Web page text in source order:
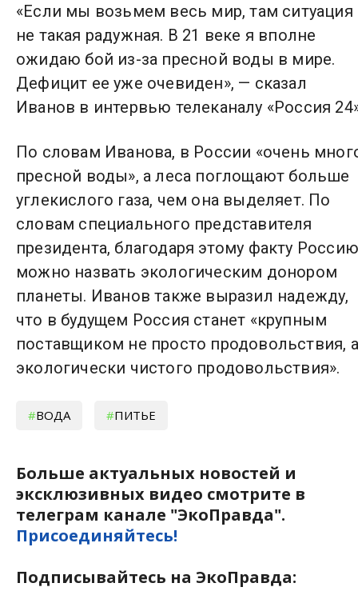
«Если мы возьмем весь мир, там ситуация
не такая радужная. В 21 веке я вполне
ожидаю бой из-за пресной воды в мире.
Дефицит ее уже очевиден», — сказал
Иванов в интервью телеканалу «Россия
По словам Иванова, в России «очень
пресной воды», а леса поглощают больше
углекислого газа, чем она выделяет. По
словам специального представителя
президента, благодаря этому факту
можно назвать экологическим донором
планеты. Иванов также выразил надежду,
что в будущем Россия станет «крупным
поставщиком не просто продовольствия, а
экологически чистого продовольствия».
ВОДА ПИТЬЕ
Больше актуальных новостей и
эксклюзивных видео смотрите в
телеграм канале "ЭкоПравда".
Присоединяйтесь!
Подписывайтесь на ЭкоПравда: